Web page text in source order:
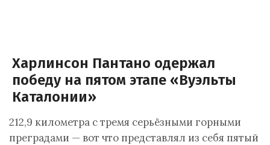
Харлинсон Пантано одержал
победу на пятом этапе «Вуэльты
Каталонии»
212,9 километра с тремя серьёзными горными
преградами — вот что представлял из себя пятый